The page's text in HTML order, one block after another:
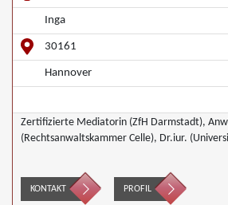
Inga
30161
Hannover
Zertifizierte Mediatorin (ZfH Darmstadt),
(Rechtsanwaltskammer Celle), Dr.iur.
KONTAKT PROFIL